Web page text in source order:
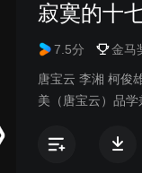
寂寞的十
7.5分 金马
唐宝云 李湘 柯俊
美（唐宝云）品学
姐唐丹萍一样随